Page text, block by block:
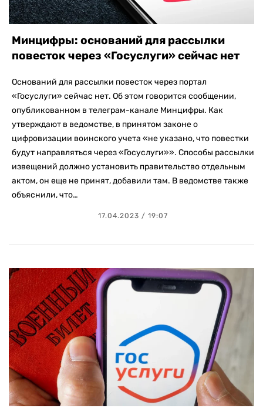
Минцифры: оснований для рассылки
повесток через «Госуслуги» сейчас нет
Оснований для рассылки повесток через портал
«Госуслуги» сейчас нет. Об этом говорится сообщении,
опубликованном в телеграм-канале Минцифры. Как
утверждают в ведомстве, в принятом законе о
цифровизации воинского учета «не указано, что повестки
будут направляться через «Госуслуги»». Способы рассылки
извещений должно установить правительство отдельным
актом, он еще не принят, добавили там. В ведомстве также
объяснили, что…
17.04.2023 / 19:07